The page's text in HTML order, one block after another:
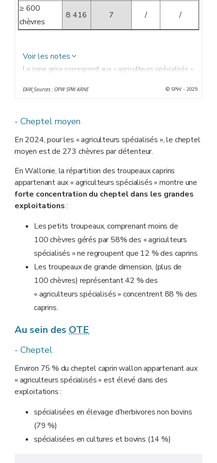
≥ 600
chèvres
8 416 7 / /
Voir les notes
La zone grise correspond aux « agriculteurs spécialisés »
EAW_Sources : OPW SPW ARNE © SPW - 2025
- Cheptel moyen
En 2024, pour les « agriculteurs spécialisés », le cheptel
moyen est de 273 chèvres par détenteur.
En Wallonie, la répartition des troupeaux caprins
appartenant aux « agriculteurs spécialisés » montre une
forte concentration du cheptel dans les grandes
exploitations:
Les petits troupeaux, comprenant moins de
100 chèvres gérés par 58% des « agriculteurs
spécialisés » ne regroupent que 12 % des caprins.
Les troupeaux de grande dimension, (plus de
100 chèvres) représentant 42 % des
« agriculteurs spécialisés » concentrent 88 % des
caprins.
Au sein desOTE
- Cheptel
Environ 75 % du cheptel caprin wallon appartenant aux
« agriculteurs spécialisés » est élevé dans des
exploitations :
spécialisées en élevage d’herbivores non bovins
(79 %)
spécialisées en cultures et bovins (14 %)